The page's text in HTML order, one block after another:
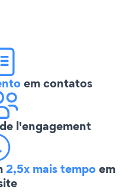
em contatos
de l'engagement
2,5x mais tempoem